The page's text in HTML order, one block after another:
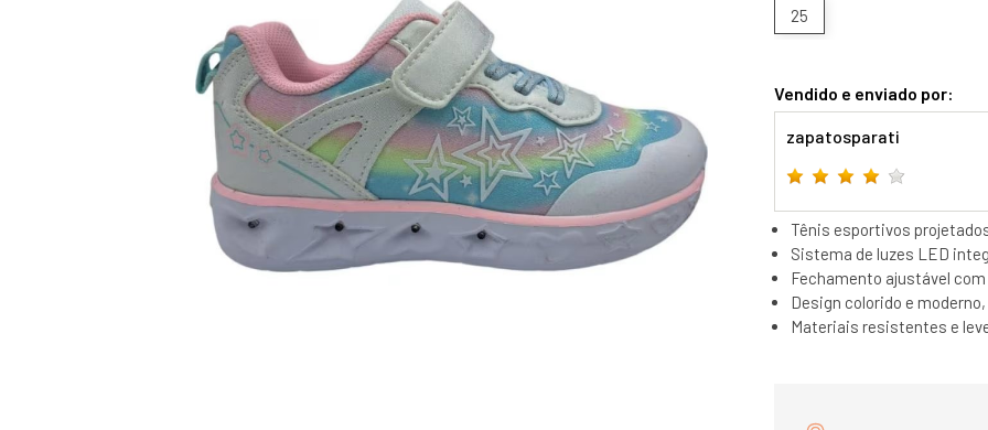
25
Vendido e enviado por:
zapatosparati
Tênis esportivos
Sistema de luzes LED
Fechamento ajustável
Design colorido e
Materiais resistentes e